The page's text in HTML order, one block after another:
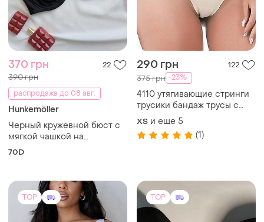
370 грн 22
390 грн
распродажа до 08 авг.
Hunkemöller
Черный кружевной бюст с
мягкой чашкой на
косточках hunkemoller 70d
70D
290 грн 122
375 грн -23%
4110 утягивающие стринги
трусики бандаж трусы с
утяжкой корсет
ХS и еще 5
(1)
TOP TOP